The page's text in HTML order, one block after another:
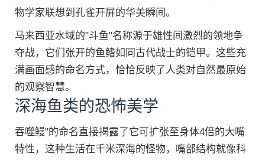
物学家联想到孔雀开屏的华美瞬间。
马来西亚水域的"斗鱼"名称源于雄性间激烈的领地争
夺战，它们张开的鱼鳍如同古代战士的铠甲。这些充
满画面感的命名方式，恰恰反映了人类对自然最原始
的观察智慧。
深海鱼类的恐怖美学
吞噬鳗"的命名直接揭露了它可扩张至身体4倍的大嘴
特性，这种生活在千米深海的怪物，嘴部结构就像科